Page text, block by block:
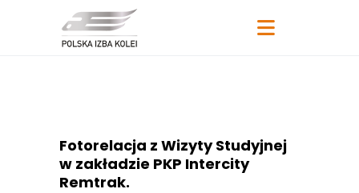
Fotorelacja z Wizyty Studyjnej
w zakładzie PKP Intercity
Remtrak.